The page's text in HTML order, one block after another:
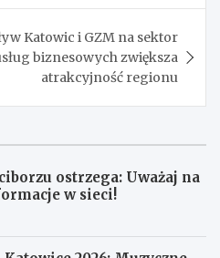
Katowic i GZM na sektor
biznesowych zwiększa
atrakcyjność regionu
ostrzega: Uważaj na
w sieci!